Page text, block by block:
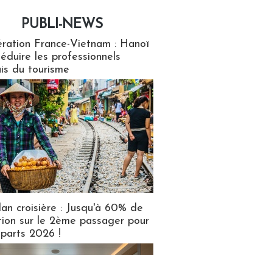
PUBLI-NEWS
France-Vietnam : Hanoï
les professionnels
du tourisme
croisière : Jusqu'à 60% de
sur le 2ème passager pour
2026 !